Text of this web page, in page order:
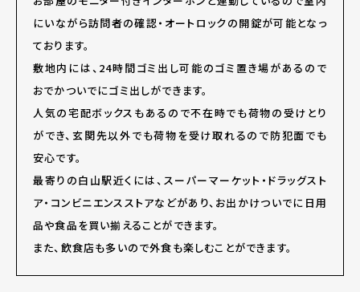
にいながら訪問者の確認・オートロックの開錠が可能となっ
ております。
敷地内には、24時間ゴミ出し可能のゴミ置き場があるので
おでかついでにゴミ出しができます。
人気の宅配ボックスもあるので不在時でも荷物の受けとり
ができ、玄関先以外でも荷物を受け取れるので防犯面でも
安心です。
最寄りの白山駅近くには、スーパーマーケット・ドラッグスト
ア・コンビニエンスストアなどがあり、お出かけついでに日用
品や食品を買い揃えることができます。
また、飲食店も多いので外食も楽しむことができます。